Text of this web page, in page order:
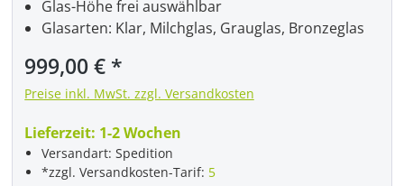
Regulärer Preis:
999,00 €
Preise inkl. MwSt. zzgl. Versandkosten
Lieferzeit: 1-2 Wochen
Versandart: Spedition
*zzgl. Versandkosten-Tarif: 5
Glas-Höhe frei auswählbar
Glasarten: Klar, Milchglas, Grauglas, Bronzeglas